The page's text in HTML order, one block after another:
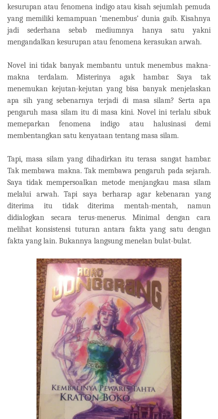
kesurupan atau fenomena indigo atau kisah sejumlah pemuda
yang memiliki kemampuan ‘menembus’ dunia gaib. Kisahnya
jadi sederhana sebab mediumnya hanya satu yakni
mengandalkan kesurupan atau fenomena kerasukan arwah.
Novel ini tidak banyak membantu untuk menembus makna-
makna terdalam. Misterinya agak hambar. Saya tak
menemukan kejutan-kejutan yang bisa banyak menjelaskan
apa sih yang sebenarnya terjadi di masa silam? Serta apa
pengaruh masa silam itu di masa kini. Novel ini terlalu sibuk
memeparkan fenomena indigo atau halusinasi demi
membentangkan satu kenyataan tentang masa silam.
Tapi, masa silam yang dihadirkan itu terasa sangat hambar.
Tak membawa makna. Tak membawa pengaruh pada sejarah.
Saya tidak mempersoalkan metode menjangkau masa silam
melalui arwah. Tapi saya berharap agar kebenaran yang
diterima itu tidak diterima mentah-mentah, namun
didialogkan secara terus-menerus. Minimal dengan cara
melihat konsistensi tuturan antara fakta yang satu dengan
fakta yang lain. Bukannya langsung menelan bulat-bulat.